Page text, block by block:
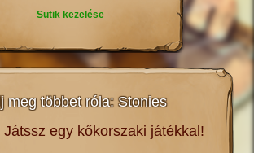
Sütik kezelése
meg többet róla: Stonies
Játssz egy kőkorszaki játékkal!